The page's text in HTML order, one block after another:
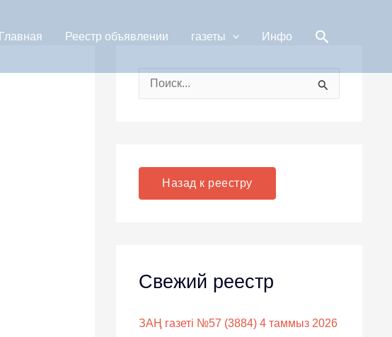
Главная Реестр объявлении газеты Инфо Поиск
:
Назад к реестру
Свежий реестр
ЗАҢ газеті №57 (3884) 4 таммыз 2026